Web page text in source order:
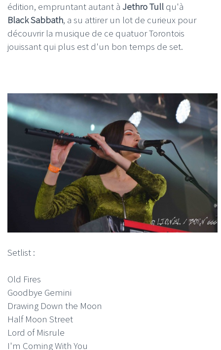
édition, empruntant autant à Jethro Tull qu'à
Black Sabbath, a su attirer un lot de curieux pour
découvrir la musique de ce quatuor Torontois
jouissant qui plus est d'un bon temps de set.
Setlist :
Old Fires
Goodbye Gemini
Drawing Down the Moon
Half Moon Street
Lord of Misrule
I'm Coming With You